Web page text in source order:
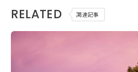
RELATED 関連記事